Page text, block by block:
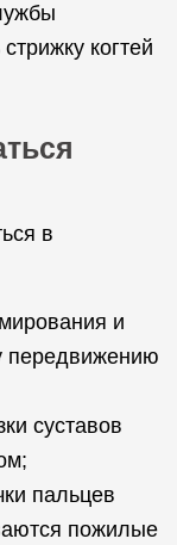
когтей
в
и
передвижению
суставов
пальцев
пожилые